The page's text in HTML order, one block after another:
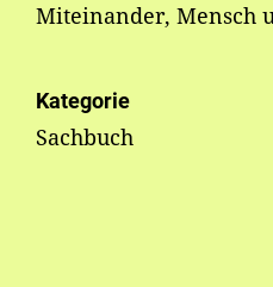
Miteinander, Mensch
Kategorie
Sachbuch